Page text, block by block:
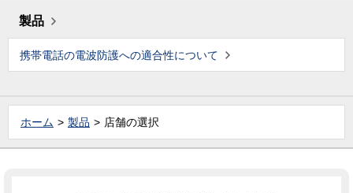
製品
携帯電話の電波防護への適合性について
ホーム 製品 店舗の選択